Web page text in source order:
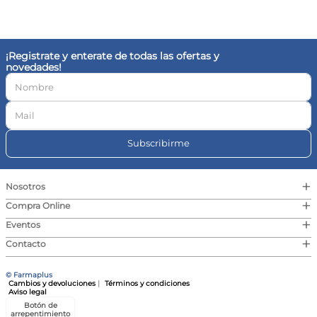
¡Registrate y enterate de todas las ofertas y
novedades!
Subscribirme
Nosotros +
Compra Online +
Eventos +
Contacto +
© Farmaplus
Cambios y devoluciones
Términos y condiciones
Aviso legal
Botón de
arrepentimiento